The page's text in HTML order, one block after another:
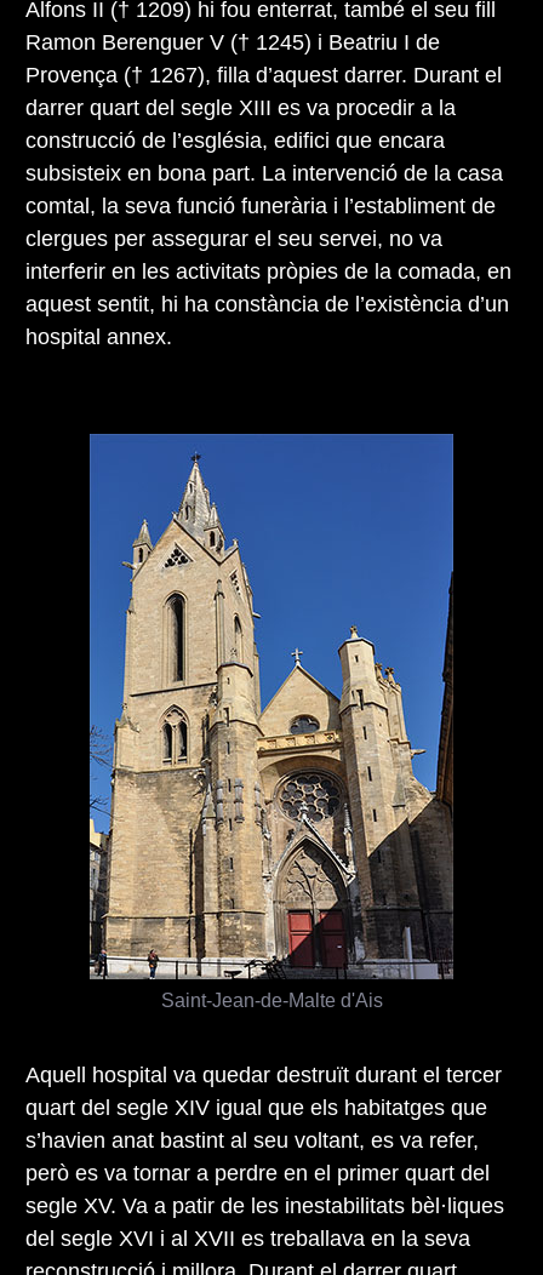
Alfons II († 1209) hi fou enterrat, també el seu fill
Ramon Berenguer V († 1245) i Beatriu I de
Provença († 1267), filla d’aquest darrer. Durant el
darrer quart del segle XIII es va procedir a la
construcció de l’església, edifici que encara
subsisteix en bona part. La intervenció de la casa
comtal, la seva funció funerària i l’establiment de
clergues per assegurar el seu servei, no va
interferir en les activitats pròpies de la comada, en
aquest sentit, hi ha constància de l’existència d’un
hospital annex.
Aquell hospital va quedar destruït durant el tercer
quart del segle XIV igual que els habitatges que
s’havien anat bastint al seu voltant, es va refer,
però es va tornar a perdre en el primer quart del
segle XV. Va a patir de les inestabilitats bèl·liques
del segle XVI i al XVII es treballava en la seva
Saint-Jean-de-Malte d'Ais